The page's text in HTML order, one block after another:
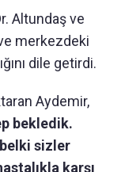
Altundaş ve
merkezdeki
dile getirdi.
Aydemir,
bekledik.
sizler
karşı